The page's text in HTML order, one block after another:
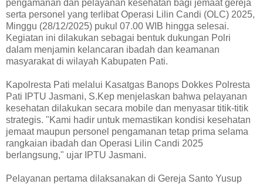
pengamanan dan pelayanan kesehatan bagi jemaat gereja
serta personel yang terlibat Operasi Lilin Candi (OLC) 2025,
Minggu (28/12/2025) pukul 07.00 WIB hingga selesai.
Kegiatan ini dilakukan sebagai bentuk dukungan Polri
dalam menjamin kelancaran ibadah dan keamanan
masyarakat di wilayah Kabupaten Pati.
Kapolresta Pati melalui Kasatgas Banops Dokkes Polresta
Pati IPTU Jasmani, S.Kep menjelaskan bahwa pelayanan
kesehatan dilakukan secara mobile dan menyasar titik-titik
strategis. "Kami hadir untuk memastikan kondisi kesehatan
jemaat maupun personel pengamanan tetap prima selama
rangkaian ibadah dan Operasi Lilin Candi 2025
berlangsung," ujar IPTU Jasmani.
Pelayanan pertama dilaksanakan di Gereja Santo Yusup